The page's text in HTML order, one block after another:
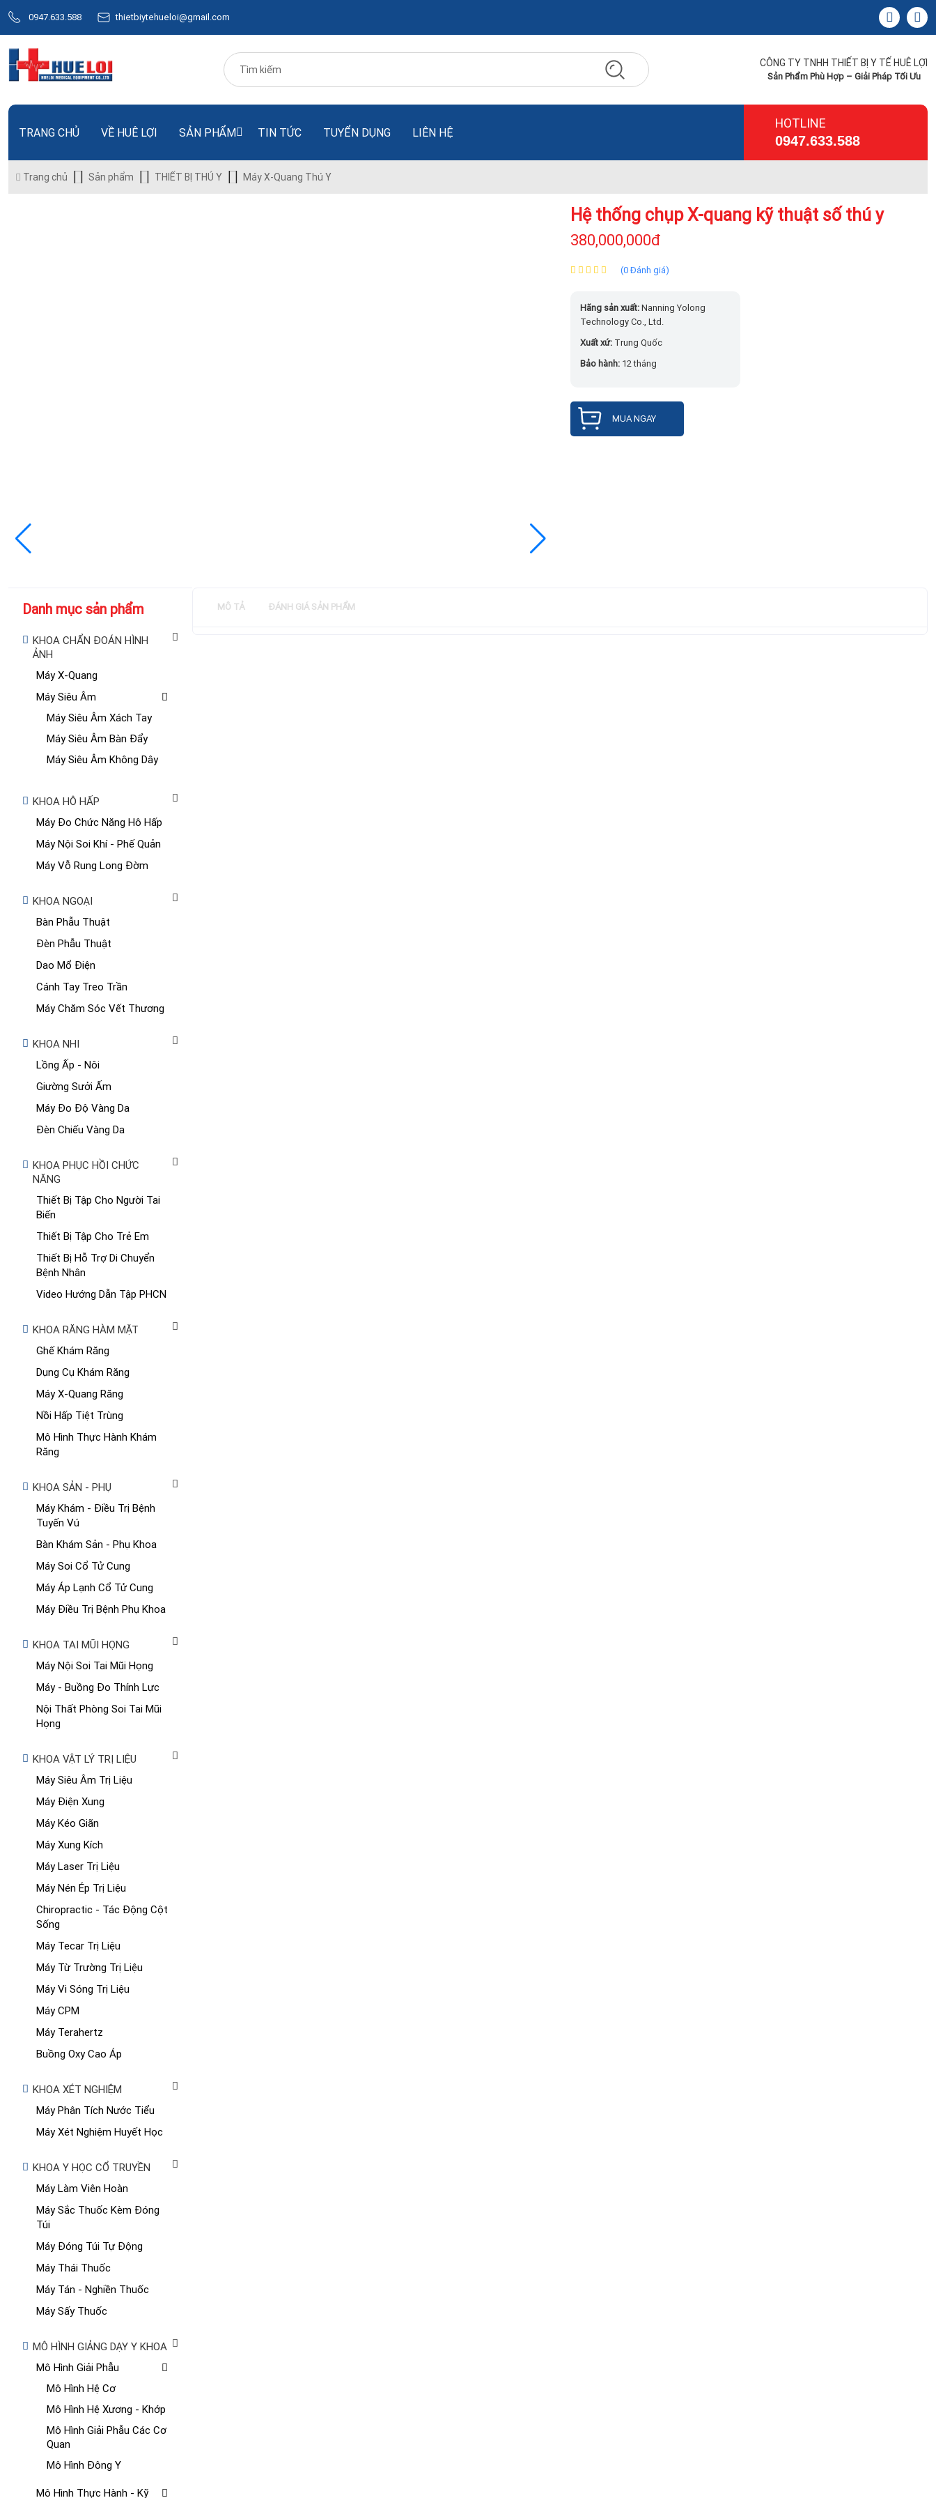
0947.633.588 thietbiytehueloi@gmail.com
CÔNG TY TNHH THIẾT BỊ Y TẾ HUÊ LỢI
Sản Phẩm Phù Hợp – Giải Pháp Tối Ưu
TRANG CHỦ VỀ HUÊ LỢI SẢN PHẨM TIN TỨC TUYỂN DỤNG LIÊN HỆ
HOTLINE
0947.633.588
Trang chủ Sản phẩm THIẾT BỊ THÚ Y Máy X-Quang Thú Y
Hệ thống chụp X-quang kỹ thuật số thú y
380,000,000đ
(0 Đánh giá)
Hãng sản xuất:Nanning Yolong
Technology Co., Ltd.
Xuất xứ: Trung Quốc
Bảo hành: 12 tháng
MUA NGAY
Danh mục sản phẩm
KHOA CHẨN ĐOÁN HÌNH
ẢNH
Máy X-Quang
Máy Siêu Âm
Máy Siêu Âm Xách Tay
Máy Siêu Âm Bàn Đẩy
Máy Siêu Âm Không Dây
KHOA HÔ HẤP
Máy Đo Chức Năng Hô Hấp
Máy Nội Soi Khí - Phế Quản
Máy Vỗ Rung Long Đờm
KHOA NGOẠI
Bàn Phẫu Thuật
Đèn Phẫu Thuật
Dao Mổ Điện
Cánh Tay Treo Trần
Máy Chăm Sóc Vết Thương
KHOA NHI
Lồng Ấp - Nôi
Giường Sưởi Ấm
Máy Đo Độ Vàng Da
Đèn Chiếu Vàng Da
KHOA PHỤC HỒI CHỨC
NĂNG
Thiết Bị Tập Cho Người Tai
Biến
Thiết Bị Tập Cho Trẻ Em
Thiết Bị Hỗ Trợ Di Chuyển
Bệnh Nhân
Video Hướng Dẫn Tập PHCN
KHOA RĂNG HÀM MẶT
Ghế Khám Răng
Dụng Cụ Khám Răng
Máy X-Quang Răng
Nồi Hấp Tiệt Trùng
Mô Hình Thực Hành Khám
Răng
KHOA SẢN - PHỤ
Máy Khám - Điều Trị Bệnh
Tuyến Vú
Bàn Khám Sản - Phụ Khoa
Máy Soi Cổ Tử Cung
Máy Áp Lạnh Cổ Tử Cung
Máy Điều Trị Bệnh Phụ Khoa
KHOA TAI MŨI HỌNG
Máy Nội Soi Tai Mũi Họng
Máy - Buồng Đo Thính Lực
Nội Thất Phòng Soi Tai Mũi
Họng
KHOA VẬT LÝ TRỊ LIỆU
Máy Siêu Âm Trị Liệu
Máy Điện Xung
Máy Kéo Giãn
Máy Xung Kích
Máy Laser Trị Liệu
Máy Nén Ép Trị Liệu
Chiropractic - Tác Động Cột
Sống
Máy Tecar Trị Liệu
Máy Từ Trường Trị Liệu
Máy Vi Sóng Trị Liệu
Máy CPM
Máy Terahertz
Buồng Oxy Cao Áp
KHOA XÉT NGHIỆM
Máy Phân Tích Nước Tiểu
Máy Xét Nghiệm Huyết Học
KHOA Y HỌC CỔ TRUYỀN
Máy Làm Viên Hoàn
Máy Sắc Thuốc Kèm Đóng
Túi
Máy Đóng Túi Tự Động
Máy Thái Thuốc
Máy Tán - Nghiền Thuốc
Máy Sấy Thuốc
MÔ HÌNH GIẢNG DẠY Y KHOA
Mô Hình Giải Phẫu
Mô Hình Hệ Cơ
Mô Hình Hệ Xương - Khớp
Mô Hình Giải Phẫu Các Cơ
Quan
Mô Hình Đông Y
Mô Hình Thực Hành - Kỹ
MÔ TẢ ĐÁNH GIÁ SẢN PHẨM